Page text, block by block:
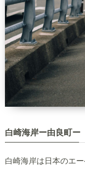
白崎海岸ー由良町ー
白崎海岸は日本のエ